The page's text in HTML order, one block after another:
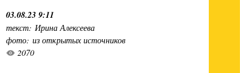
03.08.23 9:11
текст: Ирина Алексеева
фото: из открытых источников
2070